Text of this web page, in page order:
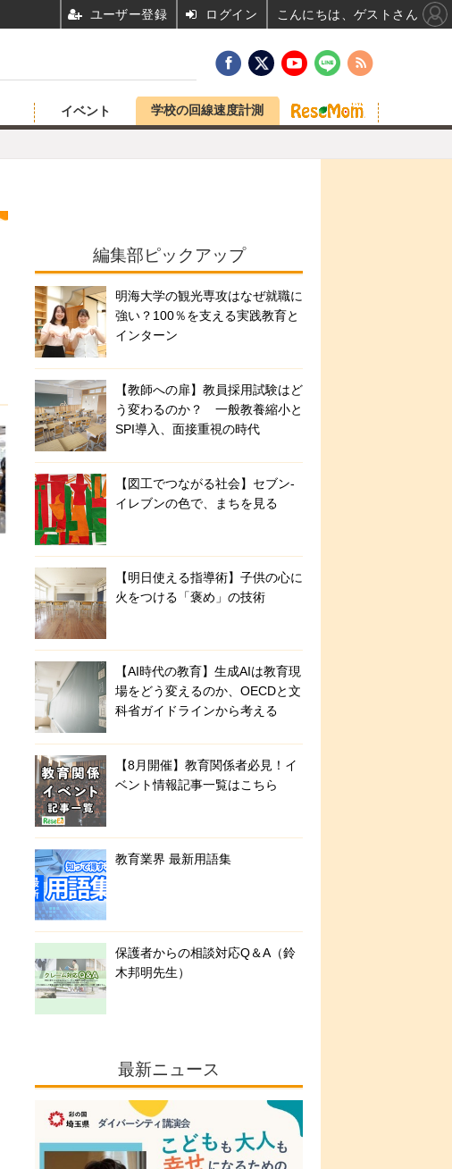
イベント 学校の回線速度計測
編集部ピックアップ
明海大学の観光専攻はなぜ就職に
強い？100％を支える実践教育と
インターン
【教師への扉】教員採用試験はど
う変わるのか？ 一般教養縮小と
SPI導入、面接重視の時代
【図工でつながる社会】セブン‐
イレブンの色で、まちを見る
【明日使える指導術】子供の心に
火をつける「褒め」の技術
【AI時代の教育】生成AIは教育現
場をどう変えるのか、OECDと文
科省ガイドラインから考える
【8月開催】教育関係者必見！イ
ベント情報記事一覧はこちら
教育業界 最新用語集
保護者からの相談対応Q＆A（鈴
木邦明先生）
最新ニュース
ユーザー登録 ログイン こんにちは、ゲストさん